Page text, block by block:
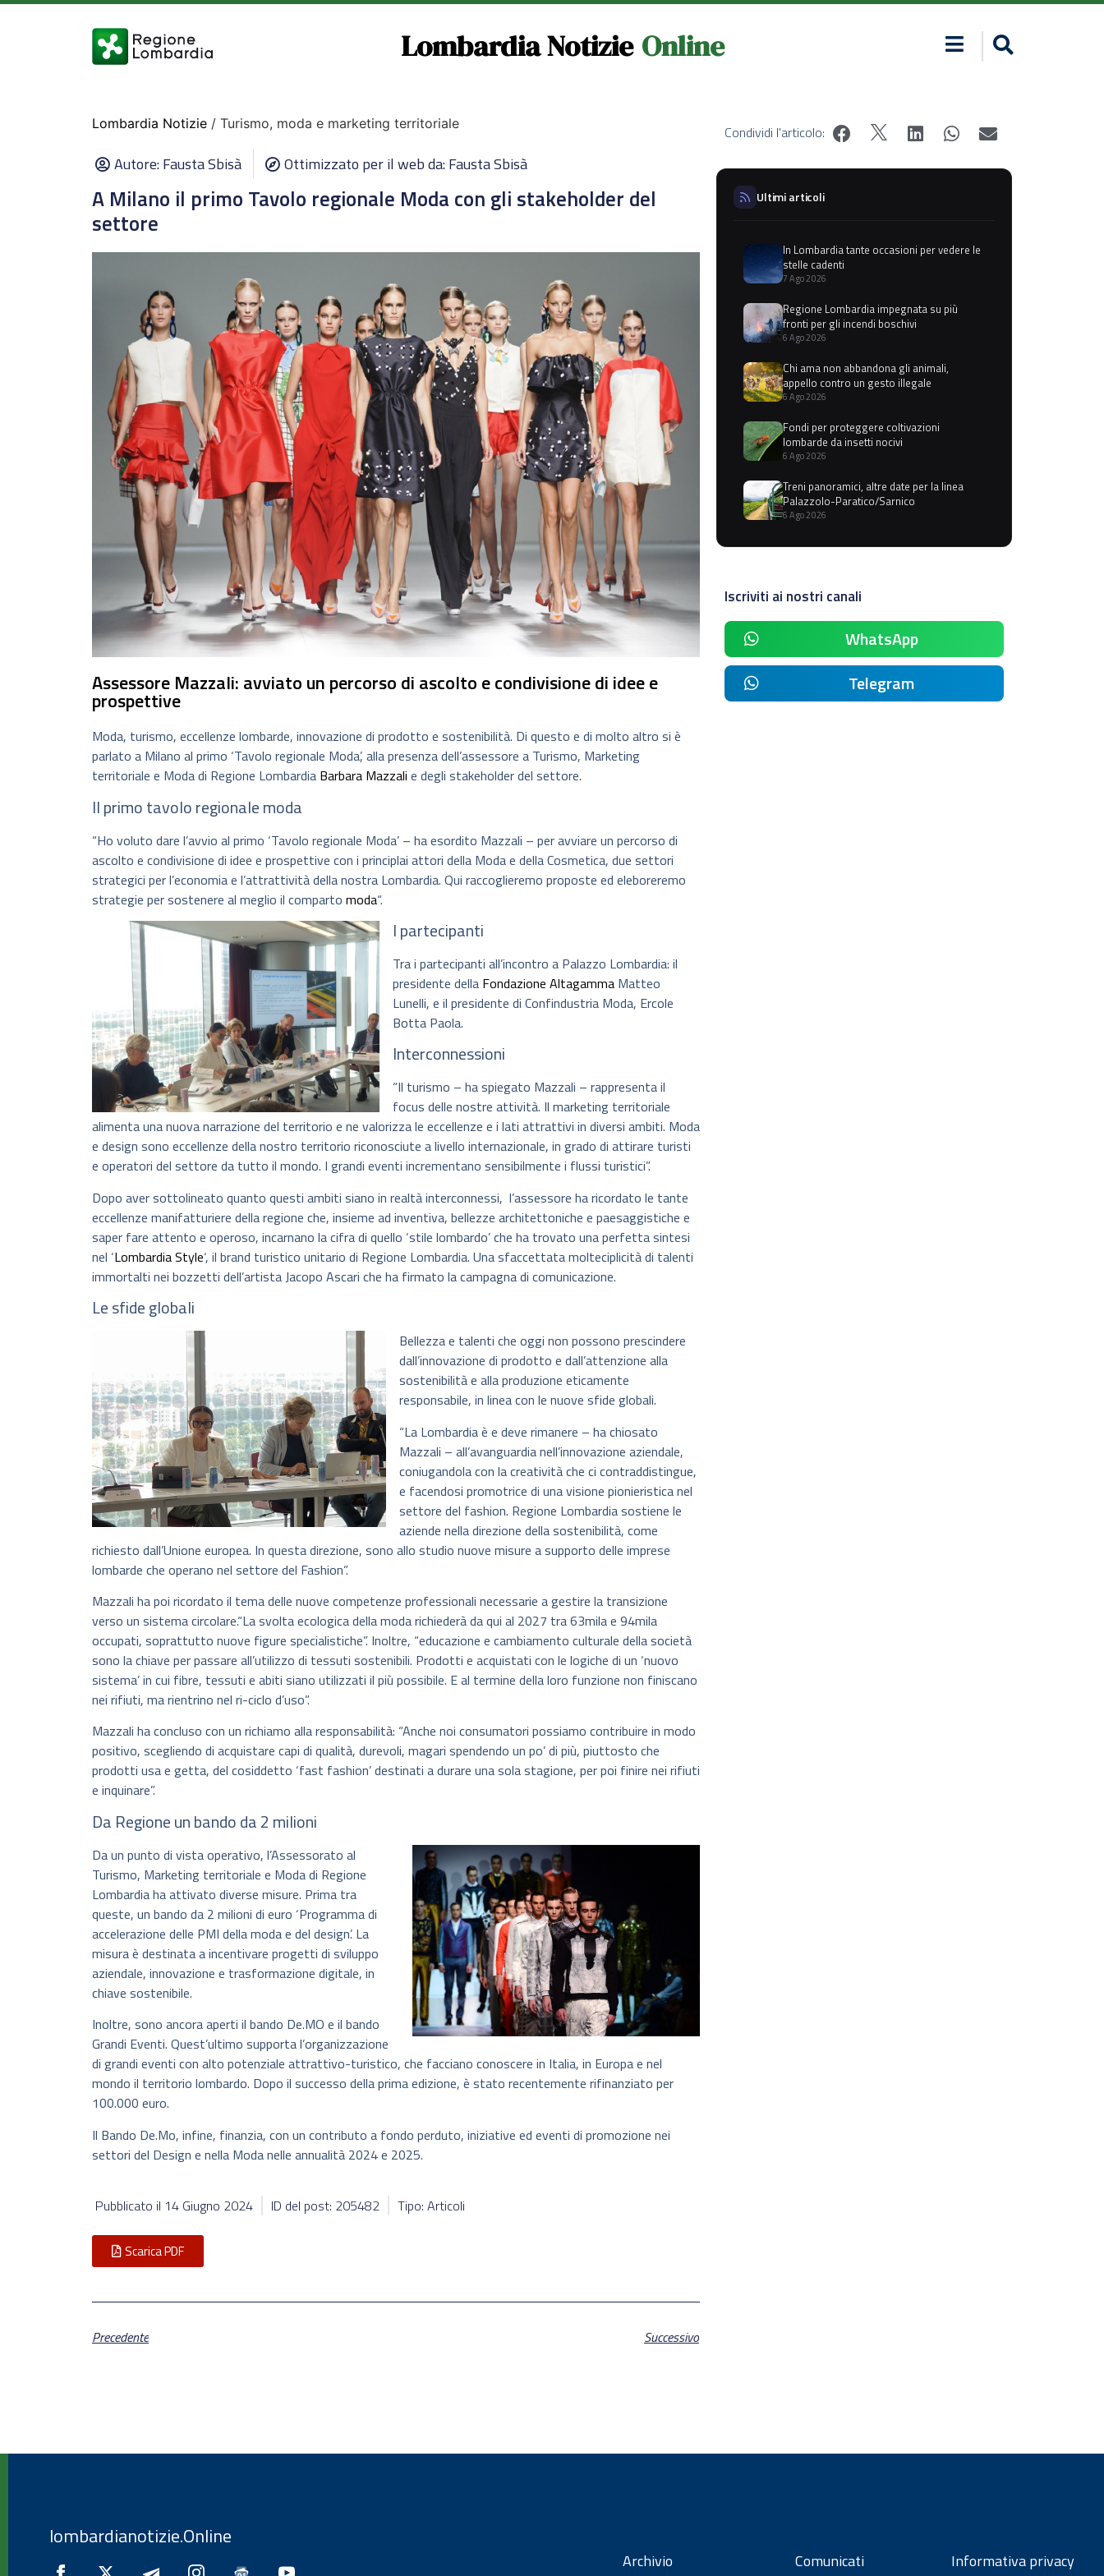
Lombardia Notizie Online
Lombardia Notizie / Turismo, moda e marketing territoriale
Autore:Fausta Sbisà Ottimizzato per il web da: Fausta Sbisà
A Milano il primo Tavolo regionale Moda con gli stakeholder del
settore
Assessore Mazzali: avviato un percorso di ascolto e condivisione di idee e
prospettive
Moda, turismo, eccellenze lombarde, innovazione di prodotto e sostenibilità. Di questo e di molto altro si è
parlato a Milano al primo ‘Tavolo regionale Moda’, alla presenza dell’assessore a Turismo, Marketing
territoriale e Moda di Regione Lombardia Barbara Mazzali e degli stakeholder del settore.
Il primo tavolo regionale moda
“Ho voluto dare l’avvio al primo ‘Tavolo regionale Moda’ – ha esordito Mazzali – per avviare un percorso di
ascolto e condivisione di idee e prospettive con i principlai attori della Moda e della Cosmetica, due settori
strategici per l’economia e l’attrattività della nostra Lombardia. Qui raccoglieremo proposte ed eleboreremo
strategie per sostenere al meglio il comparto moda“.
I partecipanti
Tra i partecipanti all’incontro a Palazzo Lombardia: il
presidente della Fondazione Altagamma Matteo
Lunelli, e il presidente di Confindustria Moda, Ercole
Botta Paola.
Interconnessioni
“Il turismo – ha spiegato Mazzali – rappresenta il
focus delle nostre attività. Il marketing territoriale
alimenta una nuova narrazione del territorio e ne valorizza le eccellenze e i lati attrattivi in diversi ambiti. Moda
e design sono eccellenze della nostro territorio riconosciute a livello internazionale, in grado di attirare turisti
e operatori del settore da tutto il mondo. I grandi eventi incrementano sensibilmente i flussi turistici”.
Dopo aver sottolineato quanto questi ambiti siano in realtà interconnessi, l’assessore ha ricordato le tante
eccellenze manifatturiere della regione che, insieme ad inventiva, bellezze architettoniche e paesaggistiche e
saper fare attento e operoso, incarnano la cifra di quello ‘stile lombardo’ che ha trovato una perfetta sintesi
nel ‘Lombardia Style‘, il brand turistico unitario di Regione Lombardia. Una sfaccettata molteciplicità di talenti
immortalti nei bozzetti dell’artista Jacopo Ascari che ha firmato la campagna di comunicazione.
Le sfide globali
Bellezza e talenti che oggi non possono prescindere
dall’innovazione di prodotto e dall’attenzione alla
sostenibilità e alla produzione eticamente
responsabile, in linea con le nuove sfide globali.
“La Lombardia è e deve rimanere – ha chiosato
Mazzali – all’avanguardia nell’innovazione aziendale,
coniugandola con la creatività che ci contraddistingue,
e facendosi promotrice di una visione pionieristica nel
settore del fashion. Regione Lombardia sostiene le
aziende nella direzione della sostenibilità, come
richiesto dall’Unione europea. In questa direzione, sono allo studio nuove misure a supporto delle imprese
lombarde che operano nel settore del Fashion”.
Mazzali ha poi ricordato il tema delle nuove competenze professionali necessarie a gestire la transizione
verso un sistema circolare.“La svolta ecologica della moda richiederà da qui al 2027 tra 63mila e 94mila
occupati, soprattutto nuove figure specialistiche”. Inoltre, “educazione e cambiamento culturale della società
sono la chiave per passare all’utilizzo di tessuti sostenibili. Prodotti e acquistati con le logiche di un ‘nuovo
sistema’ in cui fibre, tessuti e abiti siano utilizzati il più possibile. E al termine della loro funzione non finiscano
nei rifiuti, ma rientrino nel ri-ciclo d’uso”.
Mazzali ha concluso con un richiamo alla responsabilità: “Anche noi consumatori possiamo contribuire in modo
positivo, scegliendo di acquistare capi di qualità, durevoli, magari spendendo un po’ di più, piuttosto che
prodotti usa e getta, del cosiddetto ‘fast fashion’ destinati a durare una sola stagione, per poi finire nei rifiuti
e inquinare”.
Da Regione un bando da 2 milioni
Da un punto di vista operativo, l’Assessorato al
Turismo, Marketing territoriale e Moda di Regione
Lombardia ha attivato diverse misure. Prima tra
queste, un bando da 2 milioni di euro ‘Programma di
accelerazione delle PMI della moda e del design’. La
misura è destinata a incentivare progetti di sviluppo
aziendale, innovazione e trasformazione digitale, in
chiave sostenibile.
Inoltre, sono ancora aperti il bando De.MO e il bando
Grandi Eventi. Quest’ultimo supporta l’organizzazione
di grandi eventi con alto potenziale attrattivo-turistico, che facciano conoscere in Italia, in Europa e nel
mondo il territorio lombardo. Dopo il successo della prima edizione, è stato recentemente rifinanziato per
100.000 euro.
Il Bando De.Mo, infine, finanzia, con un contributo a fondo perduto, iniziative ed eventi di promozione nei
settori del Design e nella Moda nelle annualità 2024 e 2025.
Pubblicato il 14 Giugno 2024 ID del post: 205482 Tipo: Articoli
Scarica PDF
Precedente Successivo
Condividi l'articolo:
Ultimi articoli
In Lombardia tante occasioni per vedere le
stelle cadenti
7 Ago 2026
Regione Lombardia impegnata su più
fronti per gli incendi boschivi
6 Ago 2026
Chi ama non abbandona gli animali,
appello contro un gesto illegale
6 Ago 2026
Fondi per proteggere coltivazioni
lombarde da insetti nocivi
6 Ago 2026
Treni panoramici, altre date per la linea
Palazzolo-Paratico/Sarnico
6 Ago 2026
Iscriviti ai nostri canali
WhatsApp
Telegram
lombardianotizie.Online
Archivio Comunicati Informativa privacy